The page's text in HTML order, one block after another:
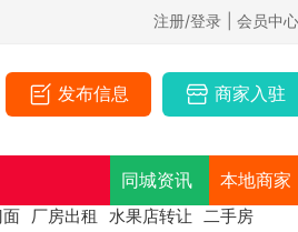
注册/登录 | 会员中心
发布信息 商家入驻
同城资讯 本地商家
面 厂房出租 水果店转让 二手房